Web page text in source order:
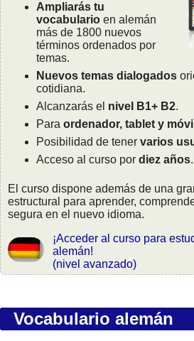
Ampliarás tu
vocabulario en alemán
más de 1800 nuevos
términos ordenados por
temas.
Nuevos temas dialogados
cotidiana.
Alcanzarás el nivel B1+ B2.
Para ordenador, tablet y móvil
Posibilidad de tener varios
Acceso al curso por diez años.
El curso dispone además de una
estructural para aprender,
segura en el nuevo idioma.
¡Acceder al curso para
alemán!
(nivel avanzado)
Vocabulario alemán